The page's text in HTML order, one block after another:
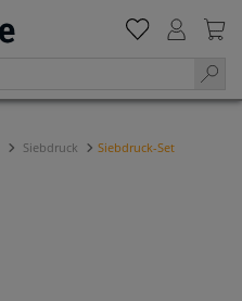
Siebdruck Siebdruck-Set